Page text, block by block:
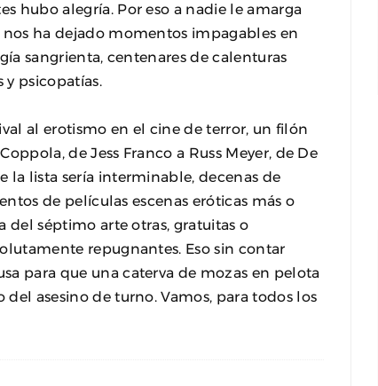
hubo alegría. Por eso a nadie le amarga
ha dejado momentos impagables en
sangrienta, centenares de calenturas
psicopatías.
al erotismo en el cine de terror, un filón
de Jess Franco a Russ Meyer, de De
la lista sería interminable, decenas de
de películas escenas eróticas más o
del séptimo arte otras, gratuitas o
repugnantes. Eso sin contar
para que una caterva de mozas en pelota
asesino de turno. Vamos, para todos los